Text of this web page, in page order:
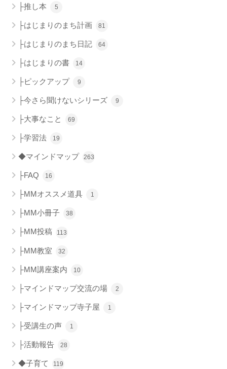
├推し本 5
├はじまりのまち計画 81
├はじまりのまち日記 64
├はじまりの書 14
├ピックアップ 9
├今さら聞けないシリーズ 9
├大事なこと 69
├学習法 19
◆マインドマップ 263
├FAQ 16
├MMオススメ道具 1
├MM小冊子 38
├MM投稿 113
├MM教室 32
├MM講座案内 10
├マインドマップ交流の場 2
├マインドマップ寺子屋 1
├受講生の声 1
├活動報告 28
◆子育て 119